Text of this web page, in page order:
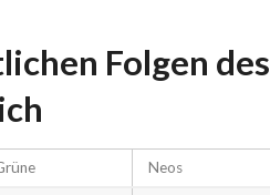
Folgen des
Neos